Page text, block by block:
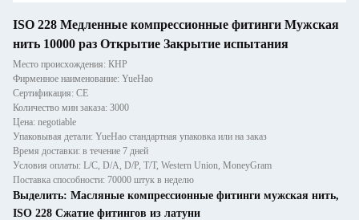
ISO 228 Медленные компрессионные фитинги Мужская
нить 10000 раз Открытие Закрытие испытания
Место происхождения: КНР
Фирменное наименование: YueHao
Сертификация: CE
Количество мин заказа: 3000
Цена: negotiable
Упаковывая детали: YueHao стандартная упаковка или на заказ
Время доставки: в течение 7 дней
Условия оплаты: L/C, D/A, D/P, T/T, Western Union, MoneyGram
Поставка способности: 70000 штук в неделю
Выделить: Масляные компрессионные фитинги мужская нить,
ISO 228 Сжатие фитингов из латуни